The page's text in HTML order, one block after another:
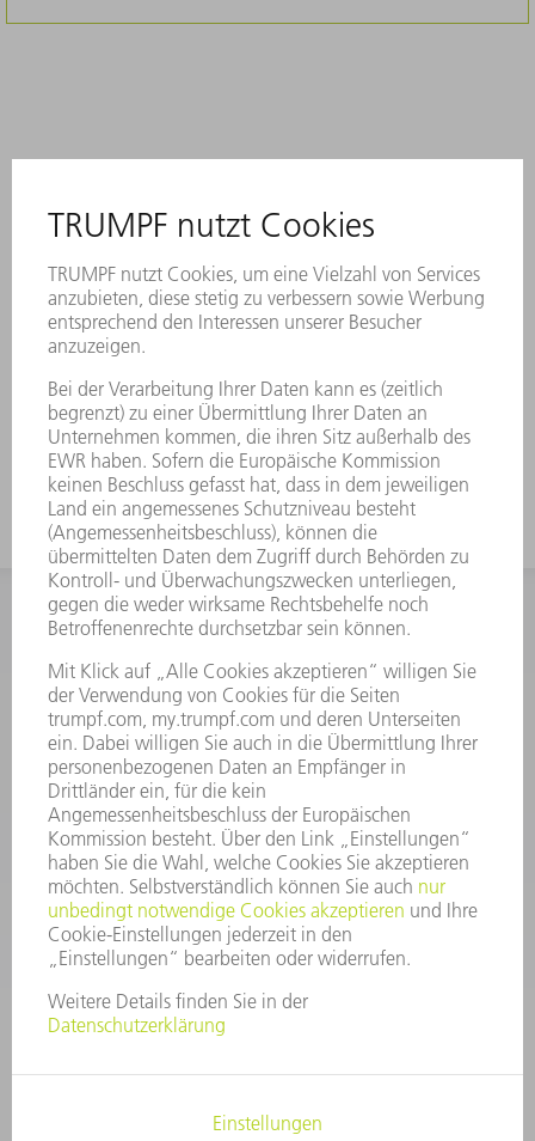
INFORMATION
Häufig gestellte Fragen
Allgemeine Geschäftsbedingungen
KONTAKT
After Sales
+43722160396550
Mo - Do: 08:00 -17:30 Uhr
Fr: 08:00 -16:30 Uhr
ersatzteile@at.trumpf.com